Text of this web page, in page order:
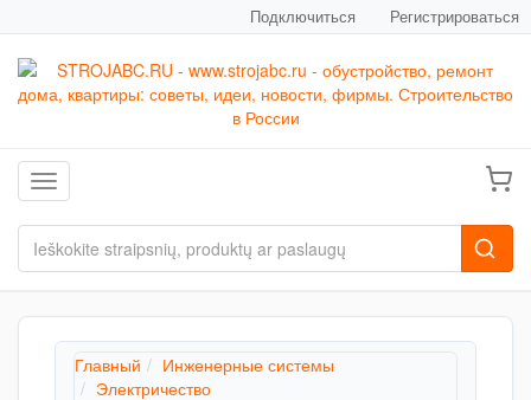
Подключиться Регистрироваться
Toggle navigation
Главный
Инженерные системы
Электричество